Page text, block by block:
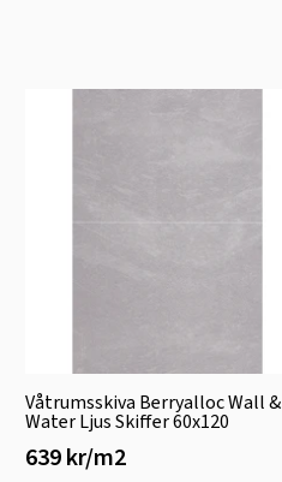
Våtrumsskiva Berryalloc Wall &
Water Ljus Skiffer 60x120
639 kr/m2